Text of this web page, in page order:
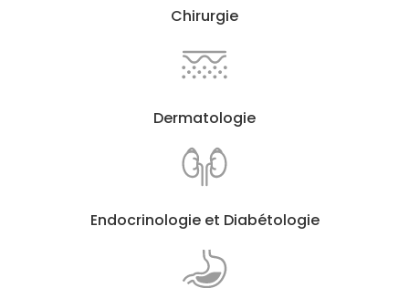
Chirurgie
Dermatologie
Endocrinologie et Diabétologie